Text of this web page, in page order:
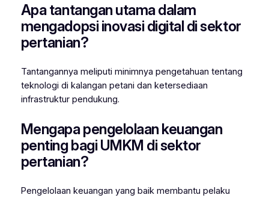
Apa tantangan utama dalam
mengadopsi inovasi digital di sektor
pertanian?
Tantangannya meliputi minimnya pengetahuan tentang
teknologi di kalangan petani dan ketersediaan
infrastruktur pendukung.
Mengapa pengelolaan keuangan
penting bagi UMKM di sektor
pertanian?
Pengelolaan keuangan yang baik membantu pelaku